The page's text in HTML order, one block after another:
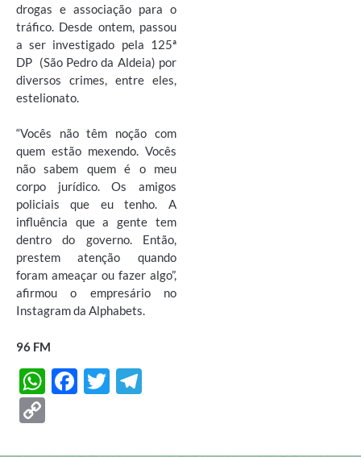
drogas e associação para o
tráfico. Desde ontem, passou
a ser investigado pela 125ª
DP (São Pedro da Aldeia) por
diversos crimes, entre eles,
estelionato.
“Vocês não têm noção com
quem estão mexendo. Vocês
não sabem quem é o meu
corpo jurídico. Os amigos
policiais que eu tenho. A
influência que a gente tem
dentro do governo. Então,
prestem atenção quando
foram ameaçar ou fazer algo”,
afirmou o empresário no
Instagram da Alphabets.
96 FM
W F
T